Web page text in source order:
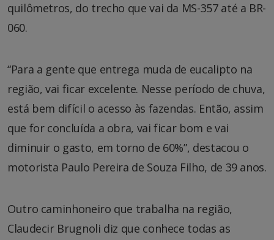
quilômetros, do trecho que vai da MS-357 até a BR-
060.
“Para a gente que entrega muda de eucalipto na
região, vai ficar excelente. Nesse período de chuva,
está bem difícil o acesso às fazendas. Então, assim
que for concluída a obra, vai ficar bom e vai
diminuir o gasto, em torno de 60%”, destacou o
motorista Paulo Pereira de Souza Filho, de 39 anos.
Outro caminhoneiro que trabalha na região,
Claudecir Brugnoli diz que conhece todas as